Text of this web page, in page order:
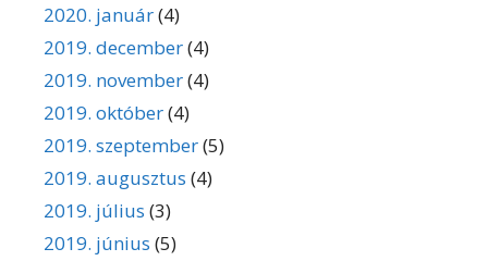
2020. január(4)
2019. december(4)
2019. november(4)
2019. október(4)
2019. szeptember(5)
2019. augusztus (4)
2019. július (3)
2019. június (5)